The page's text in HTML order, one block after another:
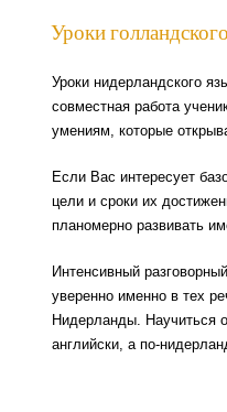
Уроки
Уроки нидерландского
совместная работа
умениям, которые
Если Вас интересует
цели и сроки их
планомерно развивать
Интенсивный
уверенно именно в тех
Нидерланды. Научиться
английски, а по-